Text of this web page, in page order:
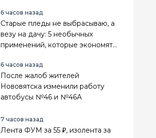
6 часов назад
Старые пледы не выбрасываю, а
везу на дачу: 5 необычных
применений, которые экономят
6 часов назад
После жалоб жителей
Нововятска изменили работу
автобусы №46 и №46А
7 часов назад
Лента ФУМ за 55 ₽, изолента за